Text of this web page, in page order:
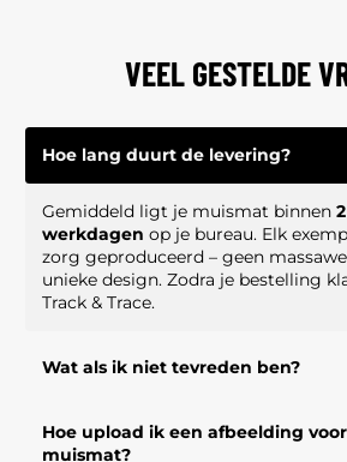
VEEL GESTELDE
Hoe lang duurt de levering?
Gemiddeld ligt je muismat binnen
werkdagen op je bureau. Elk
zorg geproduceerd – geen
unieke design. Zodra je bestelling
Track & Trace.
Wat als ik niet tevreden ben?
Hoe upload ik een afbeelding
muismat?